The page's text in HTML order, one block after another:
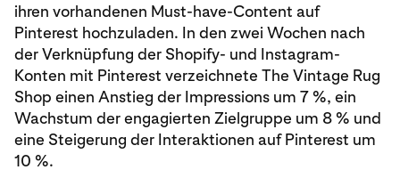
ihren vorhandenen Must-have-Content auf
Pinterest hochzuladen. In den zwei Wochen nach
der Verknüpfung der Shopify- und Instagram-
Konten mit Pinterest verzeichnete The Vintage Rug
Shop einen Anstieg der Impressions um 7 %, ein
Wachstum der engagierten Zielgruppe um 8 % und
eine Steigerung der Interaktionen auf Pinterest um
10 %.